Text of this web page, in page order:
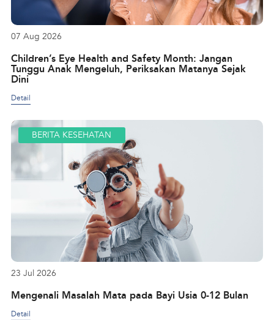
07 Aug 2026
Children’s Eye Health and Safety Month: Jangan
Tunggu Anak Mengeluh, Periksakan Matanya Sejak
Dini
Detail
BERITA KESEHATAN
23 Jul 2026
Mengenali Masalah Mata pada Bayi Usia 0-12 Bulan
Detail